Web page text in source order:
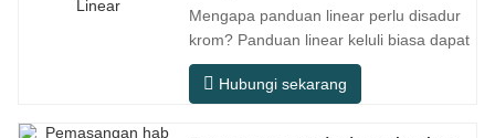
Mengapa panduan linear perlu disadur
krom? Panduan linear keluli biasa dapat
memenuhi keperluan operasi asas
dalam persekitaran kering dalaman
Hubungi sekarang